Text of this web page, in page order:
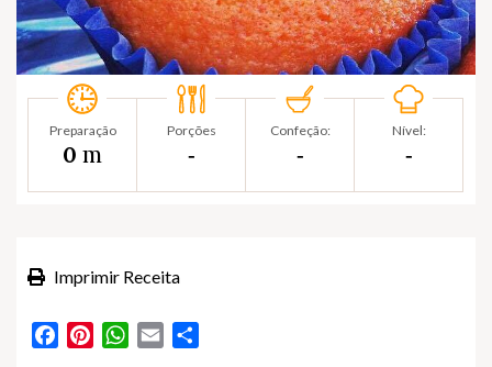
Preparação
0 m
Porções
‐
Confeção:
‐
Nível:
‐
Imprimir Receita
FacebookPinterestWhatsApp
Email